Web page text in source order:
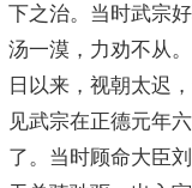
下之治。当时武宗
汤一漠，力劝不从
日以来，视朝太迟
见武宗在正德元年
了。当时顾命大臣